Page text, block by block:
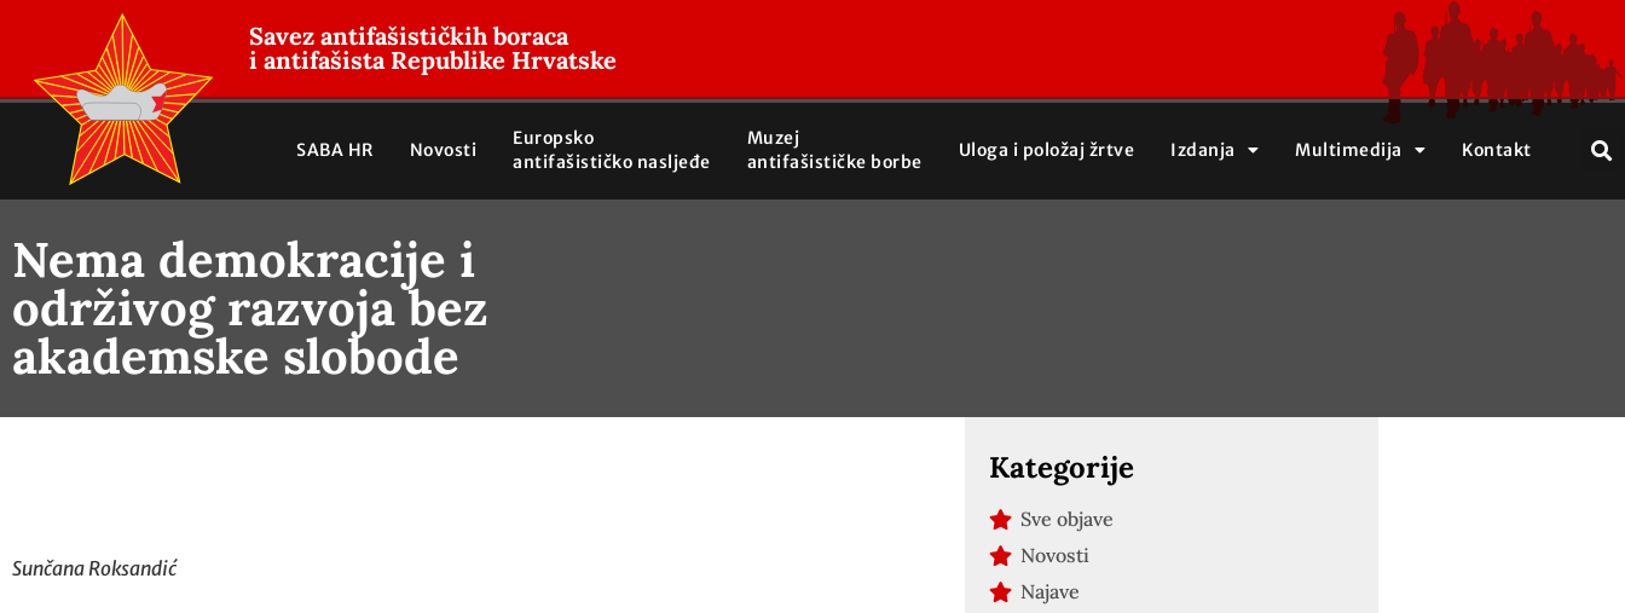
Savez antifašističkih boraca
i antifašista Republike Hrvatske
SABA HR Novosti
Europsko
antifašističko nasljeđe
Muzej
antifašističke borbe
Uloga i položaj žrtve Izdanja Multimedija Kontakt
Nema demokracije i
održivog razvoja bez
akademske slobode
Sunčana Roksandić
Kategorije
Sve objave
Novosti
Najave